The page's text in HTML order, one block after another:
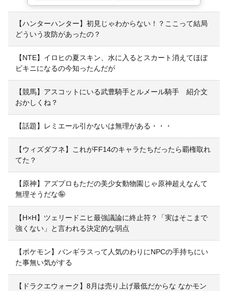
【ハンターハンター】初見じゃわからない！？ここって結局
どういう攻防があったの？
【NTE】イロヒの夏スキン、水に入るとスカート消えてほぼ
ビキニになるの今知ったんだが
【競馬】アスコットにいる武豊騎手とルメール騎手 紹介文
おかしくね？
【話題】レミエール引かないは無理がある・・・
【ウィズダフネ】これがFF14のキャラたちだったら覇権取れ
てた？
【原神】アズプロもただの美少女動物園じゃ原神超えなんて
無理そうだな🤪
【H×H】ツェリードニヒ最強議論に終止符？「実はそこまで
強くない」と言われる決定的な弱点
【ポケモン】バンギラスって人気のわりにNPCの手持ちにい
た事無い気がする
【ドラクエウォーク】8月は売り上げ最低だからな なかモン